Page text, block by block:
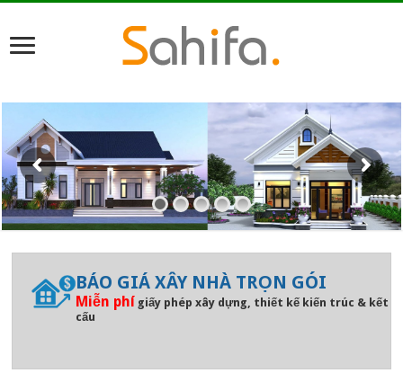
BÁO GIÁ XÂY NHÀ TRỌN GÓI
Miễn phí giấy phép xây dựng, thiết kế kiến trúc & kết
cấu